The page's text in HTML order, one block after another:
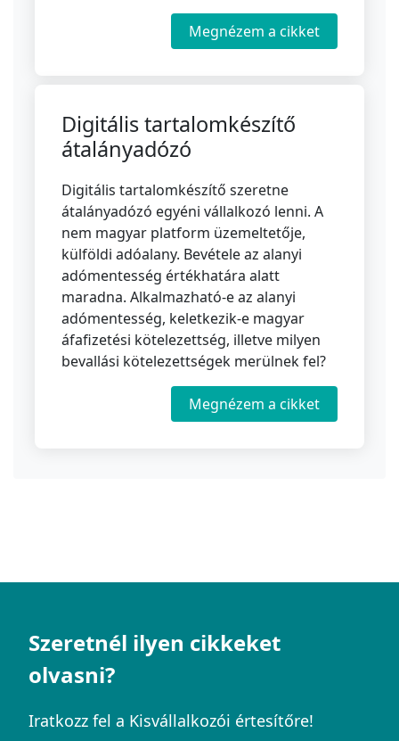
Megnézem a cikket
Digitális tartalomkészítő
átalányadózó
Digitális tartalomkészítő szeretne
átalányadózó egyéni vállalkozó lenni. A
nem magyar platform üzemeltetője,
külföldi adóalany. Bevétele az alanyi
adómentesség értékhatára alatt
maradna. Alkalmazható-e az alanyi
adómentesség, keletkezik-e magyar
áfafizetési kötelezettség, illetve milyen
bevallási kötelezettségek merülnek fel?
Megnézem a cikket
Szeretnél ilyen cikkeket
olvasni?
Iratkozz fel a Kisvállalkozói értesítőre!